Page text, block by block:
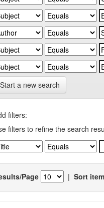
Start a new search
filters:
filters to refine the search
Page | Sort